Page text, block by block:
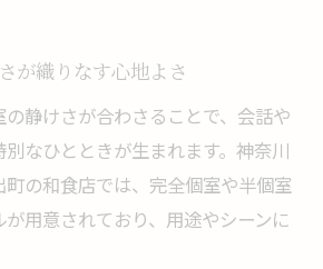
でスムーズに個室和食を楽しむ
の予約トラブルを避けるために
が織りなす心地よさ
静けさが合わさることで、会話や
なひとときが生まれます。神奈川
の和食店では、完全個室や半個室
用意されており、用途やシーンに